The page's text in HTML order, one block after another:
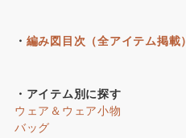
・ 編み図目次（全アイテム掲載）
・アイテム別に探す
ウェア＆ウェア小物
バッグ